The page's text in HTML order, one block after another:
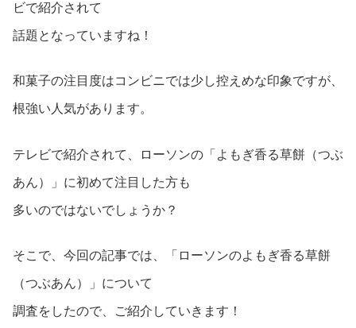
ビで紹介されて
話題となっていますね！
和菓子の注目度はコンビニでは少し控えめな印象ですが、
根強い人気があります。
テレビで紹介されて、ローソンの「よもぎ香る草餅（つぶ
あん）」に初めて注目した方も
多いのではないでしょうか？
そこで、今回の記事では、「ローソンのよもぎ香る草餅
（つぶあん）」について
調査をしたので、ご紹介していきます！